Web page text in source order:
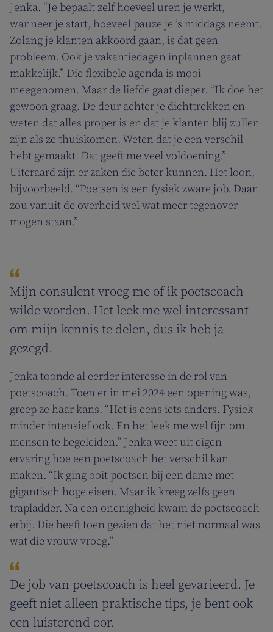
Jenka. “Je bepaalt zelf hoeveel uren je werkt,
wanneer je start, hoeveel pauze je ’s middags neemt.
Zolang je klanten akkoord gaan, is dat geen
probleem. Ook je vakantiedagen inplannen gaat
makkelijk.” Die flexibele agenda is mooi
meegenomen. Maar de liefde gaat dieper. “Ik doe het
gewoon graag. De deur achter je dichttrekken en
weten dat alles proper is en dat je klanten blij zullen
zijn als ze thuiskomen. Weten dat je een verschil
hebt gemaakt. Dat geeft me veel voldoening.”
Uiteraard zijn er zaken die beter kunnen. Het loon,
bijvoorbeeld. “Poetsen is een fysiek zware job. Daar
zou vanuit de overheid wel wat meer tegenover
mogen staan.”
Mijn consulent vroeg me of ik poetscoach
wilde worden. Het leek me wel interessant
om mijn kennis te delen, dus ik heb ja
gezegd.
Jenka toonde al eerder interesse in de rol van
poetscoach. Toen er in mei 2024 een opening was,
greep ze haar kans. “Het is eens iets anders. Fysiek
minder intensief ook. En het leek me wel fijn om
mensen te begeleiden.” Jenka weet uit eigen
ervaring hoe een poetscoach het verschil kan
maken. “Ik ging ooit poetsen bij een dame met
gigantisch hoge eisen. Maar ik kreeg zelfs geen
trapladder. Na een onenigheid kwam de poetscoach
erbij. Die heeft toen gezien dat het niet normaal was
wat die vrouw vroeg.”
De job van poetscoach is heel gevarieerd. Je
geeft niet alleen praktische tips, je bent ook
een luisterend oor.